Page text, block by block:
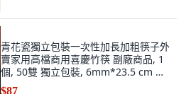
青花瓷獨立包裝一次性加長加粗筷子外
賣家用高檔商用喜慶竹筷 副廠商品, 1
個, 50雙 獨立包裝, 6mm*23.5 cm 青
花筷 價, N/A
$87